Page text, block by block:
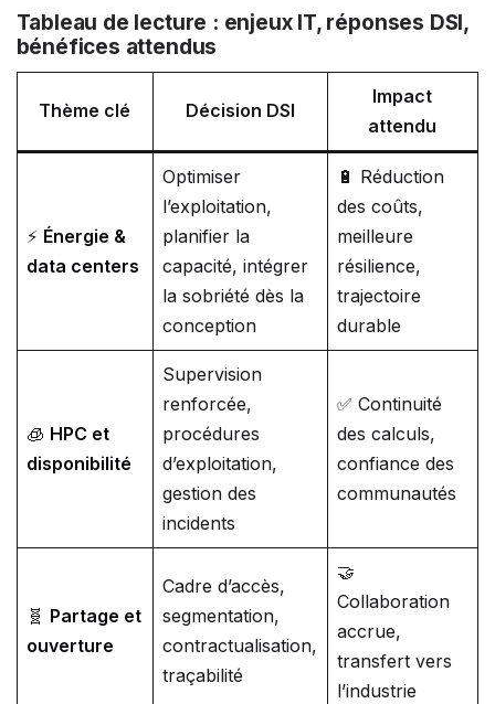
Tableau de lecture : enjeux IT, réponses DSI,
bénéfices attendus
Thème clé Décision DSI
Impact
attendu
⚡ Énergie &
data centers
Optimiser
l’exploitation,
planifier la
capacité, intégrer
la sobriété dès la
conception
🔋 Réduction
des coûts,
meilleure
résilience,
trajectoire
durable
🧊 HPC et
disponibilité
Supervision
renforcée,
procédures
d’exploitation,
gestion des
incidents
✅ Continuité
des calculs,
confiance des
communautés
🧬 Partage et
ouverture
Cadre d’accès,
segmentation,
contractualisation,
traçabilité
🤝
Collaboration
accrue,
transfert vers
l’industrie